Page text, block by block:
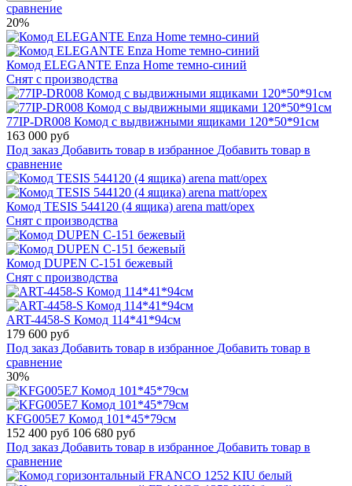
сравнение
20%
Комод ELEGANTE Enza Home темно-синий
Снят с производства
77IP-DR008 Комод с выдвижными ящиками 120*50*91см
163 000 руб
Под заказ Добавить товар в избранное Добавить товар в
сравнение
Комод TESIS 544120 (4 ящика) arena matt/орех
Снят с производства
Комод DUPEN C-151 бежевый
Снят с производства
ART-4458-S Комод 114*41*94см
179 600 руб
Под заказ Добавить товар в избранное Добавить товар в
сравнение
30%
KFG005E7 Комод 101*45*79см
152 400 руб 106 680 руб
Под заказ Добавить товар в избранное Добавить товар в
сравнение